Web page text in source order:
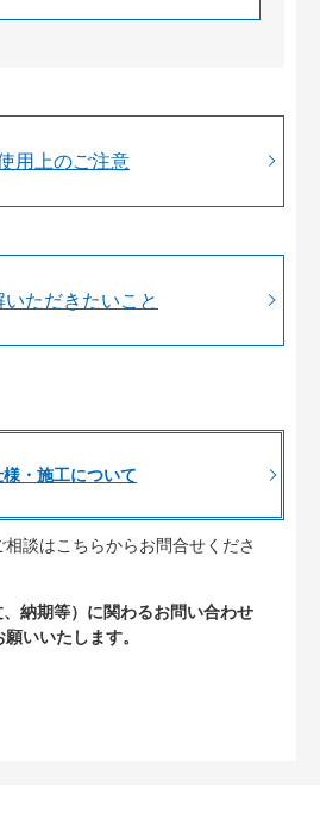
用上のご注意
いただきたいこと
・施工について
談はこちらからお問合せくださ
納期等）に関わるお問い合わせ
願いいたします。